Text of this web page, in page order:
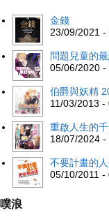
金錢
23/09/2021
問題兒童的
05/06/2020 -
伯爵與妖精
11/03/2013 -
重啟人生的
18/07/2024
不要計畫的
05/10/2011 -
噗浪